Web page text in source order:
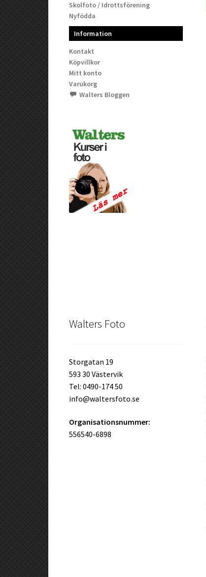
Skolfoto / Idrottsförening
Nyfödda
Information
Kontakt
Köpvillkor
Mitt konto
Varukorg
Walters Bloggen
Walters Foto
Storgatan 19
593 30 Västervik
Tel: 0490-174 50
info@waltersfoto.se
Organisationsnummer:
556540-6898